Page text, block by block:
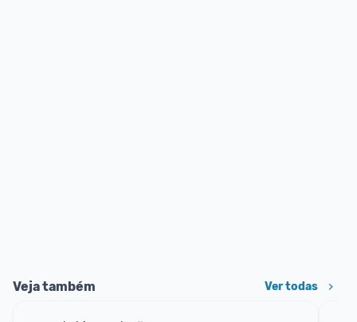
Veja também Ver todas